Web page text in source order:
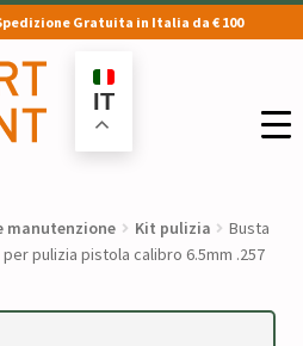
Gratuita in Italia da € 100
IT
manutenzione Kit pulizia
Busta
pulizia pistola calibro 6.5mm .257